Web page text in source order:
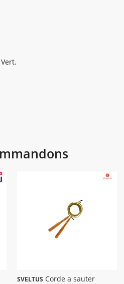
SVELTUS